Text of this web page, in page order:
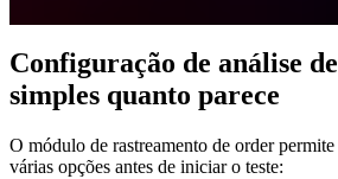
Configuração de análise
simples quanto parece
O módulo de rastreamento de order
várias opções antes de iniciar o teste: